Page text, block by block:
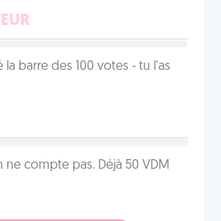
la barre des 100 votes - tu l'as
compte pas. Déjà 50 VDM